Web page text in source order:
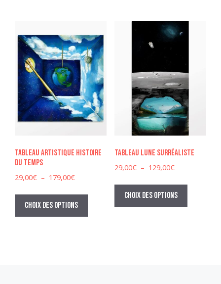
options
peuvent
être
choisies
sur
la
page
du
choisies
sur
la
page
du
Tableau Artistique Histoire
du Temps
29,00€ – 179,00€Plage
prix :
29,00€
à
Choix des options
Ce
a
Tableau lune surréaliste
29,00€ – 129,00€Plage
prix :
29,00€
à
Choix des options
Ce
a